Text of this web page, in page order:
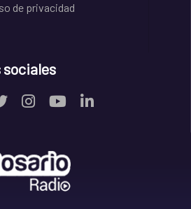
de privacidad
sociales